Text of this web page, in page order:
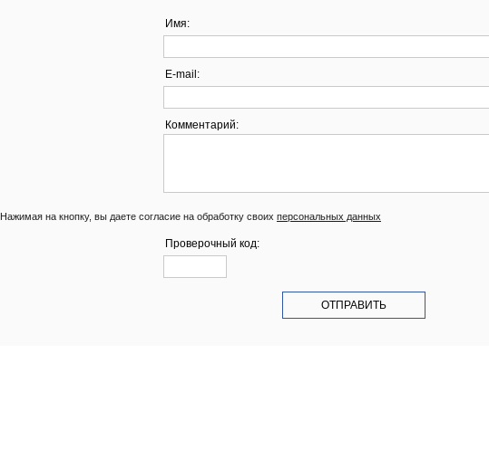
Имя:
E-mail:
Комментарий:
Нажимая на кнопку, вы даете согласие на обработку своих персональных данных
Проверочный код: